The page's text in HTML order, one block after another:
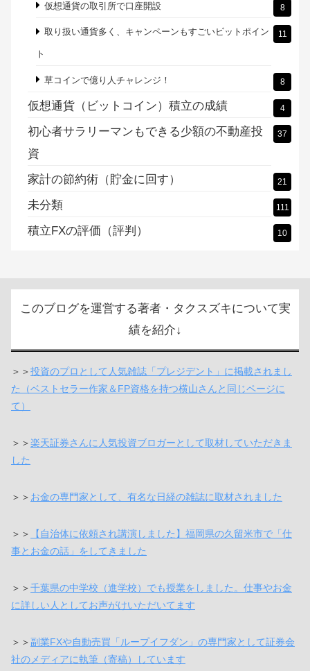
仮想通貨の取引所で口座開設 8
取り扱い通貨多く、キャンペーンもすごいビットポイン
ト
11
草コインで億り人チャレンジ！ 8
仮想通貨（ビットコイン）積立の成績 4
初心者サラリーマンもできる少額の不動産投
資
37
家計の節約術（貯金に回す） 21
未分類 111
積立FXの評価（評判） 10
このブログを運営する著者・タクスズキについて実
績を紹介↓
＞＞投資のプロとして人気雑誌「プレジデント」に掲載されまし
た（ベストセラー作家＆FP資格を持つ横山さんと同じページに
て）
＞＞楽天証券さんに人気投資ブロガーとして取材していただきま
した
＞＞ お金の専門家として、有名な日経の雑誌に取材されました
＞＞
【自治体に依頼され講演しました】福岡県の久留米市で「仕
事とお金の話」をしてきました
＞＞千葉県の中学校（進学校）でも授業をしました。仕事やお金
に詳しい人としてお声がけいただいてます
＞＞副業FXや自動売買「ループイフダン」の専門家として証券会
社のメディアに執筆（寄稿）しています